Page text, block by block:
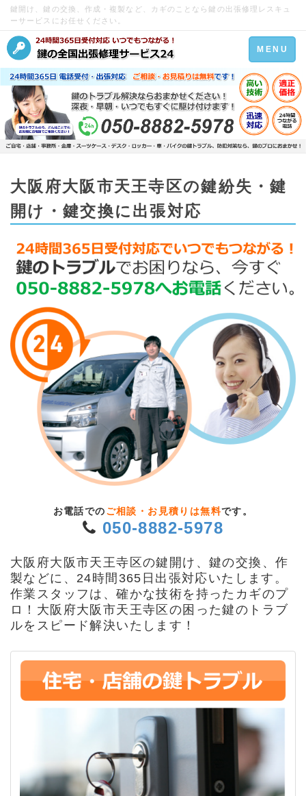
鍵開け、鍵の交換、作成・複製など、カギのことなら鍵の出張修理レスキュ
ーサービスにお任せください。
Toggle
navigation
MENU
大阪府大阪市天王寺区の鍵紛失・鍵
開け・鍵交換に出張対応
お電話での ご相談・お見積りは無料です。
050-8882-5978
大阪府大阪市天王寺区の鍵開け、鍵の交換、作
製などに、24時間365日出張対応いたします。
作業スタッフは、確かな技術を持ったカギのプ
ロ！大阪府大阪市天王寺区の困った鍵のトラブ
ルをスピード解決いたします！